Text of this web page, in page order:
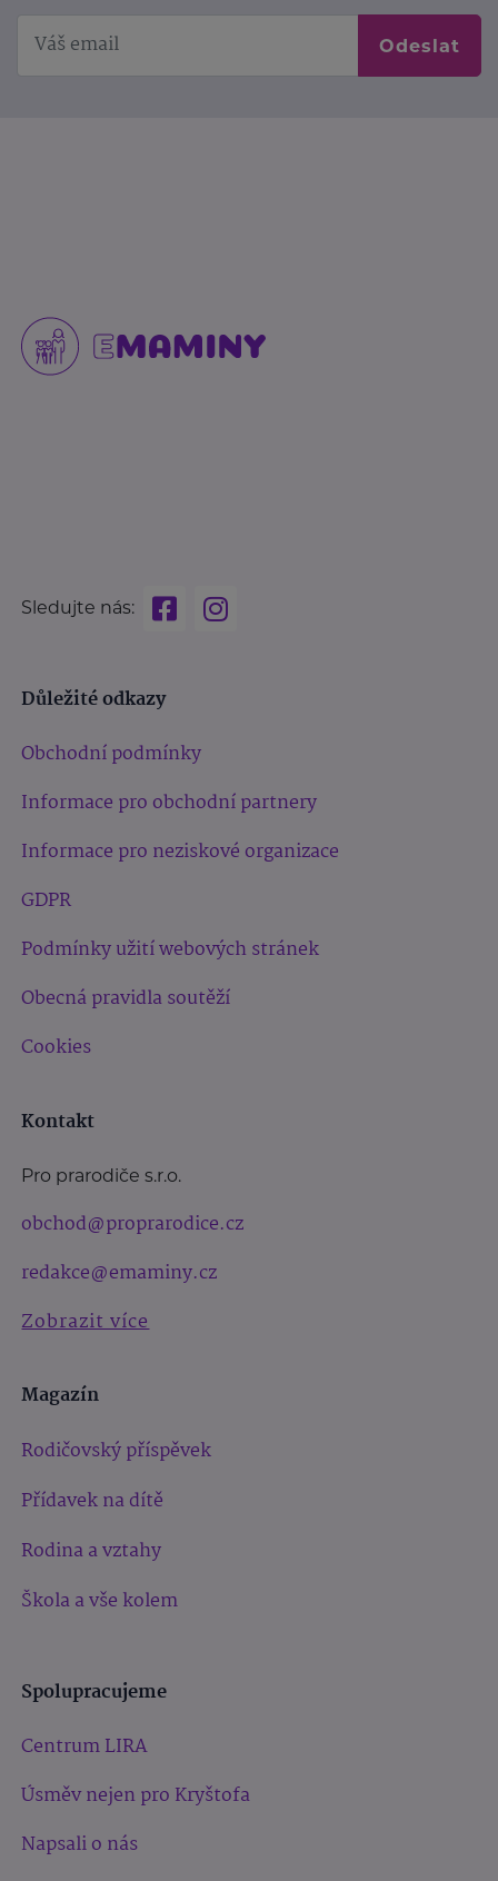
Odeslat
Sledujte nás:
Důležité odkazy
Obchodní podmínky
Informace pro obchodní partnery
Informace pro neziskové organizace
GDPR
Podmínky užití webových stránek
Obecná pravidla soutěží
Cookies
Kontakt
Pro prarodiče s.r.o.
obchod@proprarodice.cz
redakce@emaminy.cz
Zobrazit více
Magazín
Rodičovský příspěvek
Přídavek na dítě
Rodina a vztahy
Škola a vše kolem
Spolupracujeme
Centrum LIRA
Úsměv nejen pro Kryštofa
Napsali o nás